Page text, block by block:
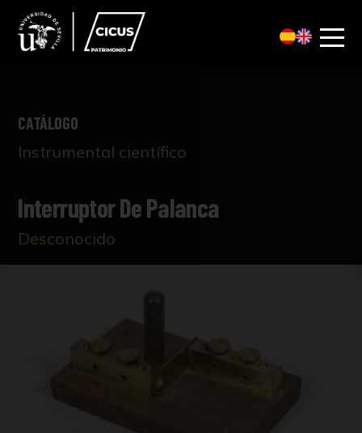
CATÁLOGO
Instrumental científico
Interruptor De Palanca
Desconocido